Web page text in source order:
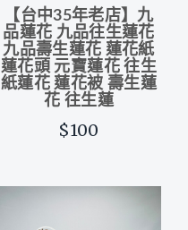
【台中35年老店】九
品蓮花 九品往生蓮花
九品壽生蓮花 蓮花紙
蓮花頭 元寶蓮花 往生
紙蓮花 蓮花被 壽生蓮
花 往生蓮
$100